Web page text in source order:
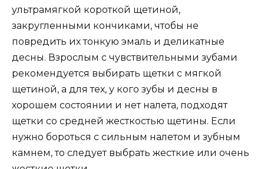
ультрамягкой короткой щетиной,
закругленными кончиками, чтобы не
повредить их тонкую эмаль и деликатные
десны. Взрослым с чувствительными зубами
рекомендуется выбирать щетки с мягкой
щетиной, а для тех, у кого зубы и десны в
хорошем состоянии и нет налета, подходят
щетки со средней жесткостью щетины. Если
нужно бороться с сильным налетом и зубным
камнем, то следует выбрать жесткие или очень